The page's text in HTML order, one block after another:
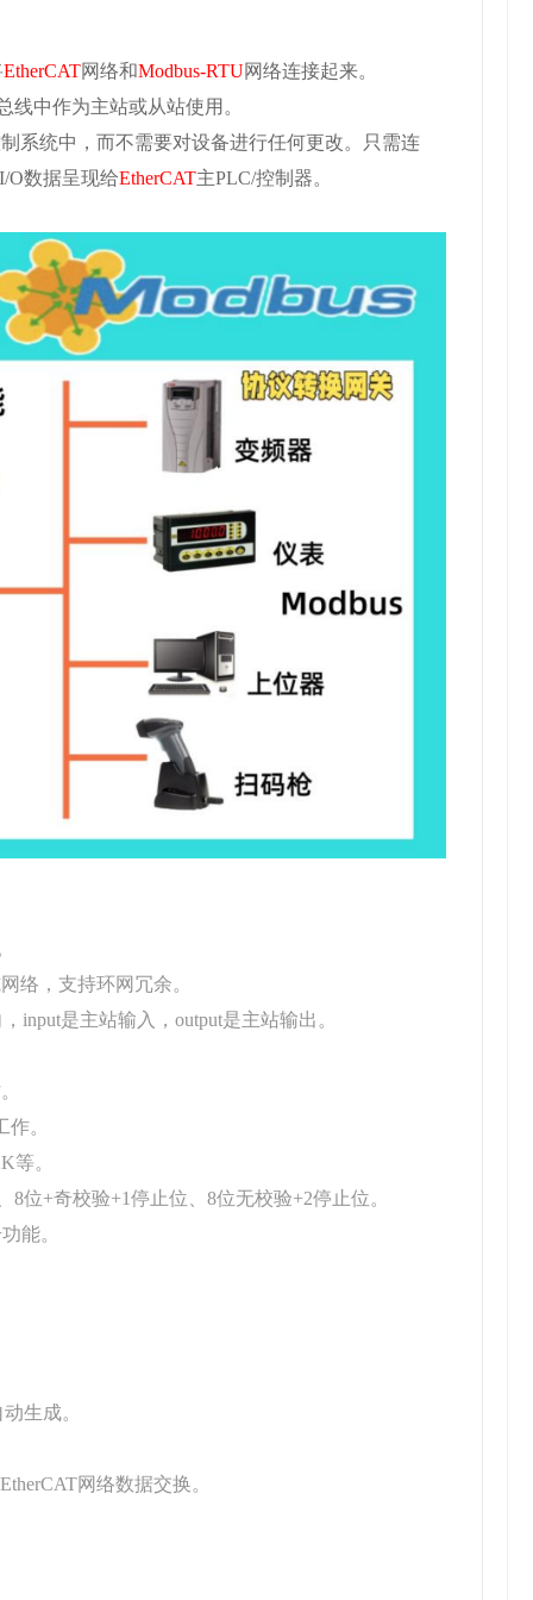
EtherCAT网络和Modbus-RTU网络连接起来。
线中作为主站或从站使用。
系统中，而不需要对设备进行任何更改。只需连
I/O数据呈现给EtherCAT主PLC/控制器。
络，支持环网冗余。
input是主站输入，output是主站输出。
。
等。
位+奇校验+1停止位、8位无校验+2停止位。
能。
生成。
网络数据交换。